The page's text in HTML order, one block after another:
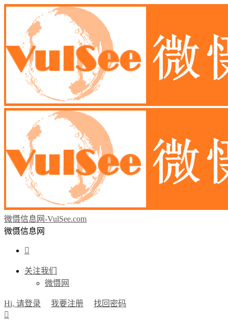
微慑信息网-VulSee.com
微慑信息网

关注我们
微慑网
Hi, 请登录 我要注册
找回密码
